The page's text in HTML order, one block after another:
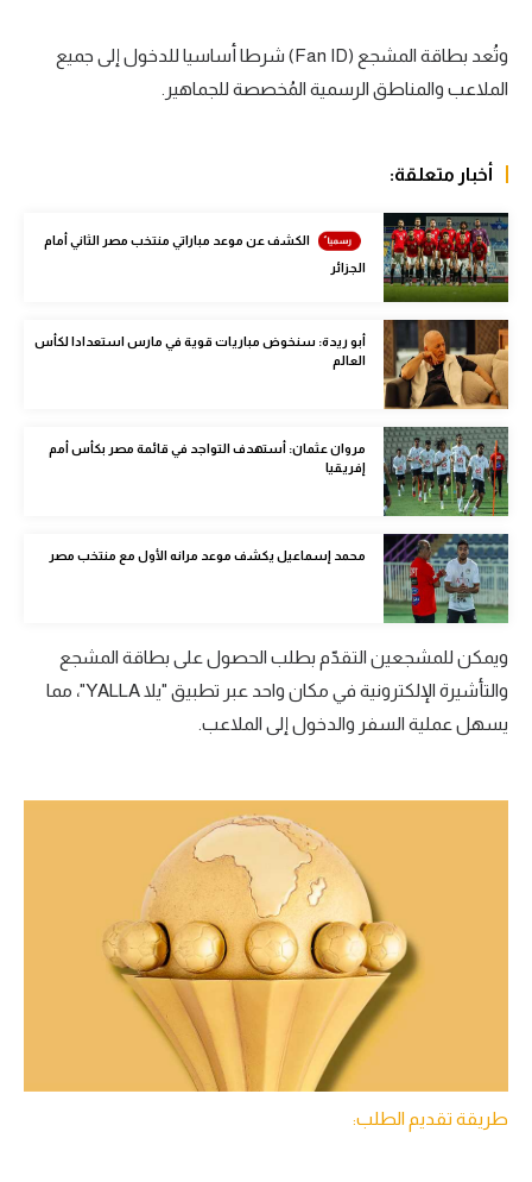
القسم الثاني
أمم إفريقيا
كرة السلة الأمريكية
كرة سلة
كرة يد
كرة طائرة
الوطن العربي
في المونديال
رياضة نسائية
آسيا
أمريكا
ركن الألعاب
أقسام خاصة
تحليل في الجول
حكايات في الجول
فيديو في الجول
وتُعد بطاقة المشجع (Fan ID) شرطا أساسيا للدخول إلى جميع
الملاعب والمناطق الرسمية المُخصصة للجماهير.
أخبار متعلقة:
الكشف عن موعد مباراتي منتخب مصر الثاني أمام
الجزائر
أبو ريدة: سنخوض مباريات قوية في مارس استعدادا لكأس
العالم
مروان عثمان: أستهدف التواجد في قائمة مصر بكأس أمم
إفريقيا
محمد إسماعيل يكشف موعد مرانه الأول مع منتخب مصر
ويمكن للمشجعين التقدّم بطلب الحصول على بطاقة المشجع
والتأشيرة الإلكترونية في مكان واحد عبر تطبيق "يلا YALLA"، مما
يسهل عملية السفر والدخول إلى الملاعب.
طريقة تقديم الطلب: